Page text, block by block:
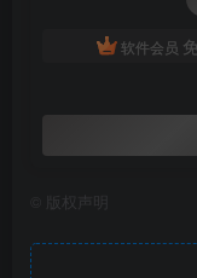
软件会员
版权声明